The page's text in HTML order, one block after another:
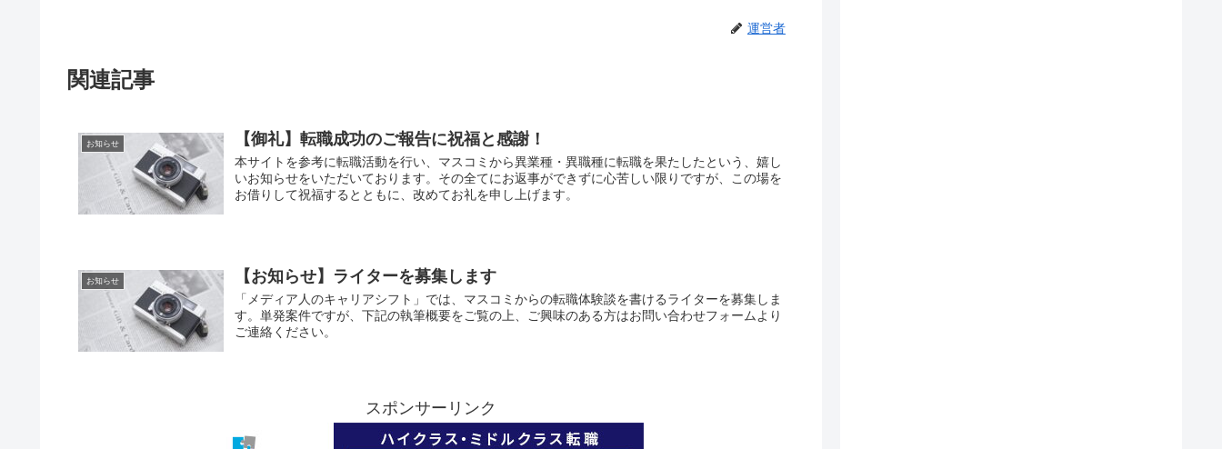
運営者
関連記事
お知らせ 【御礼】転職成功のご報告に祝福と感謝！
本サイトを参考に転職活動を行い、マスコミから異業種・異職種に転職を果たしたという、嬉し
いお知らせをいただいております。その全てにお返事ができずに心苦しい限りですが、この場を
お借りして祝福するとともに、改めてお礼を申し上げます。
お知らせ 【お知らせ】ライターを募集します
「メディア人のキャリアシフト」では、マスコミからの転職体験談を書けるライターを募集しま
す。単発案件ですが、下記の執筆概要をご覧の上、ご興味のある方はお問い合わせフォームより
ご連絡ください。
スポンサーリンク